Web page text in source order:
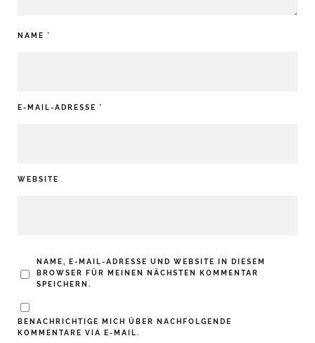
NAME *
E-MAIL-ADRESSE *
WEBSITE
NAME, E-MAIL-ADRESSE UND WEBSITE IN DIESEM
BROWSER FÜR MEINEN NÄCHSTEN KOMMENTAR
SPEICHERN.
BENACHRICHTIGE MICH ÜBER NACHFOLGENDE
KOMMENTARE VIA E-MAIL.